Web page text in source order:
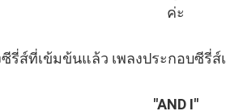
ค่ะ
รี่ส์ที่เข้มข้นแล้ว เพลงประกอบซีรี่ส์
"AND I"